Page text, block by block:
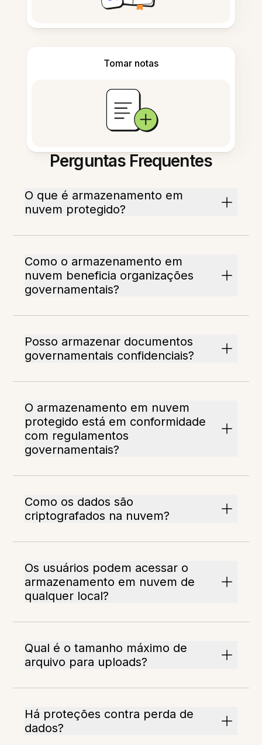
Tomar notas
Perguntas Frequentes
O que é armazenamento em
nuvem protegido?
Como o armazenamento em
nuvem beneficia organizações
governamentais?
Posso armazenar documentos
governamentais confidenciais?
O armazenamento em nuvem
protegido está em conformidade
com regulamentos
governamentais?
Como os dados são
criptografados na nuvem?
Os usuários podem acessar o
armazenamento em nuvem de
qualquer local?
Qual é o tamanho máximo de
arquivo para uploads?
Há proteções contra perda de
dados?